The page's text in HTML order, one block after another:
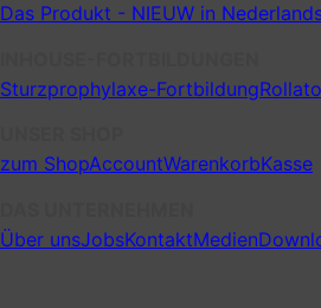
Das Produkt - NIEUW in
Sturzprophylaxe-Fortbildung
zum ShopAccountWarenkorbKasse
Über unsJobsKontaktMedien